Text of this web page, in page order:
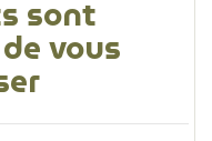
sont
vous